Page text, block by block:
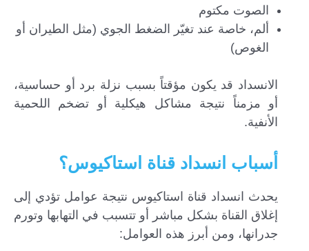
الصوت مكتوم
ألم، خاصة عند تغيّر الضغط الجوي (مثل الطيران أو
الغوص)
الانسداد قد يكون مؤقتاً بسبب نزلة برد أو حساسية،
أو مزمناً نتيجة مشاكل هيكلية أو تضخم اللحمية
الأنفية.
أسباب انسداد قناة استاكيوس؟
يحدث انسداد قناة استاكيوس نتيجة عوامل تؤدي إلى
إغلاق القناة بشكل مباشر أو تتسبب في التهابها وتورم
جدرانها، ومن أبرز هذه العوامل: